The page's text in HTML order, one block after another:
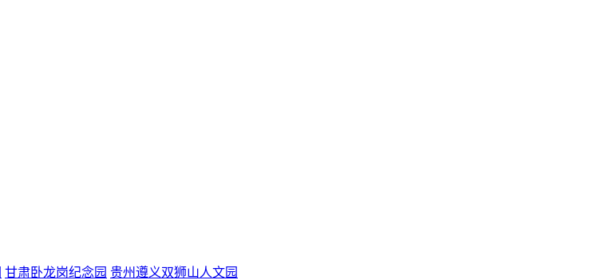
甘肃卧龙岗纪念园 贵州遵义双狮山人文园